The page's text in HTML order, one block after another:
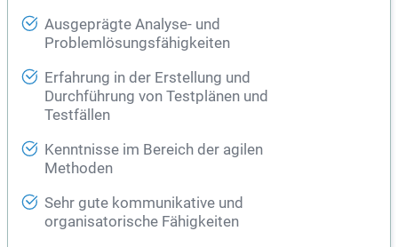
Ausgeprägte Analyse- und
Problemlösungsfähigkeiten
Erfahrung in der Erstellung und
Durchführung von Testplänen und
Testfällen
Kenntnisse im Bereich der agilen
Methoden
Sehr gute kommunikative und
organisatorische Fähigkeiten